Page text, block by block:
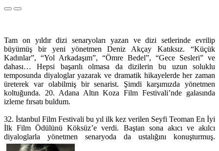
Tam on yıldır dizi senaryoları yazan ve dizi setlerinde evrilip
büyümüş bir yeni yönetmen Deniz Akçay Katıksız. “Küçük
Kadınlar”, “Yol Arkadaşım”, “Ömre Bedel”, “Gece Sesleri” ve
dahası… Hepsi başarılı olmasa da dizilerin bu uzun soluklu
temposunda diyaloglar yazarak ve dramatik hikayelerde her zaman
üreterek var olabilmiş bir senarist. Şimdi karşımızda yönetmen
koltuğunda. 20. Adana Altın Koza Film Festivali’nde galasında
izleme fırsatı buldum.
32. İstanbul Film Festivali bu yıl ilk kez verilen Seyfi Teoman En İyi
İlk Film Ödülünü Köksüz’e verdi. Baştan sona akıcı ve akılcı
diyaloglarla yönetmen senaryoda da ustalığını konuşturmuş.